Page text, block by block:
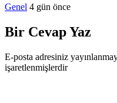
Genel 4 gün önce
Bir Cevap Yaz
E-posta adresiniz
işaretlenmişlerdir